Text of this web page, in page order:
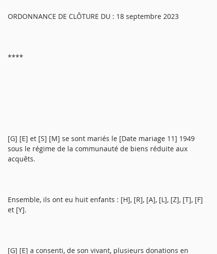
ORDONNANCE DE CLÔTURE DU : 18 septembre 2023
****
[G] [E] et [S] [M] se sont mariés le [Date mariage 11] 1949
sous le régime de la communauté de biens réduite aux
acquêts.
Ensemble, ils ont eu huit enfants : [H], [R], [A], [L], [Z], [T], [F]
et [Y].
[G] [E] a consenti, de son vivant, plusieurs donations en